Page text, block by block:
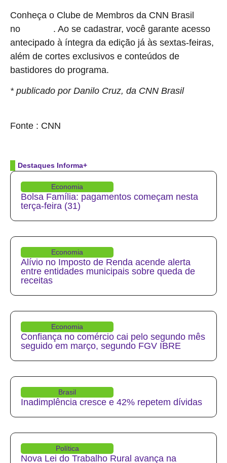
Conheça o Clube de Membros da CNN Brasil
no
. Ao se cadastrar, você garante acesso
antecipado à íntegra da edição já às sextas-feiras,
além de cortes exclusivos e conteúdos de
bastidores do programa.
* publicado por Danilo Cruz, da CNN Brasil
Fonte : CNN
Destaques Informa+
Economia
Bolsa Família: pagamentos começam nesta
terça-feira (31)
Economia
Alívio no Imposto de Renda acende alerta
entre entidades municipais sobre queda de
receitas
Economia
Confiança no comércio cai pelo segundo mês
seguido em março, segundo FGV IBRE
Brasil
Inadimplência cresce e 42% repetem dívidas
Política
Nova Lei do Trabalho Rural avança na